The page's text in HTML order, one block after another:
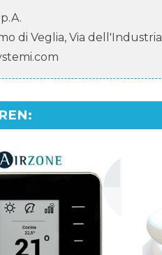
di Veglia, Via dell'Industria
: